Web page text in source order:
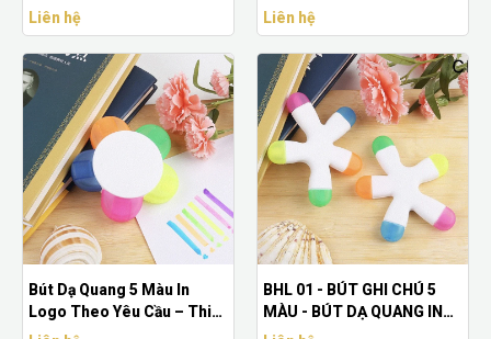
Liên hệ
Cầu
Liên hệ
Bút Dạ Quang 5 Màu In
Logo Theo Yêu Cầu – Thiết
Kế Hình Hoa Độc Đáo
BHL 01 - BÚT GHI CHÚ 5
MÀU - BÚT DẠ QUANG IN
LOGO THEO YÊU CẦU